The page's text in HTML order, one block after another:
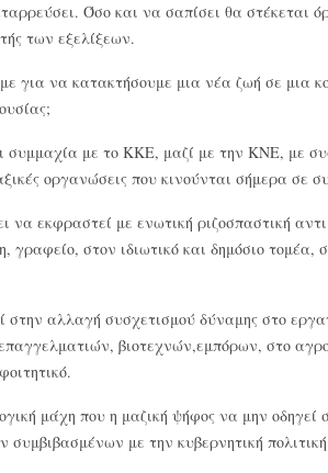
Όσο και να σαπίσει θα στέκεται
των εξελίξεων.
για να κατακτήσουμε μια νέα ζωή σε μια
με το ΚΚΕ, μαζί με την ΚΝΕ, με
οργανώσεις που κινούνται σήμερα σε
να εκφραστεί με ενωτική ριζοσπαστική
γραφείο, στον ιδιωτικό και δημόσιο τομέα,
αλλαγή συσχετισμού δύναμης στο
βιοτεχνών,εμπόρων, στο
μάχη που η μαζική ψήφος να μην
με την κυβερνητική